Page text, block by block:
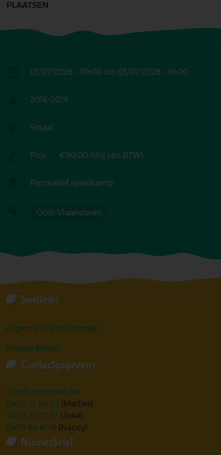
PLAATSEN
Periode
01/07/2026 - 09:00 tot 03/07/2026 - 16:00
Geboortejaar
2014-2019
Locatie
Sinaai
Prijs: €80,00 (Vrij van BTW)
Categorie
Recreatief speelkamp
Tags
Oost-Vlaanderen
Snellinks
Algemene voorwaarden
Privacy beleid
Contactgegevens
info@oscarcrew.be
0456 21 98 02 (Marlies)
0456 35 17 97 (Joke)
0456 64 41 41 (Nancy)
Nieuwsbrief